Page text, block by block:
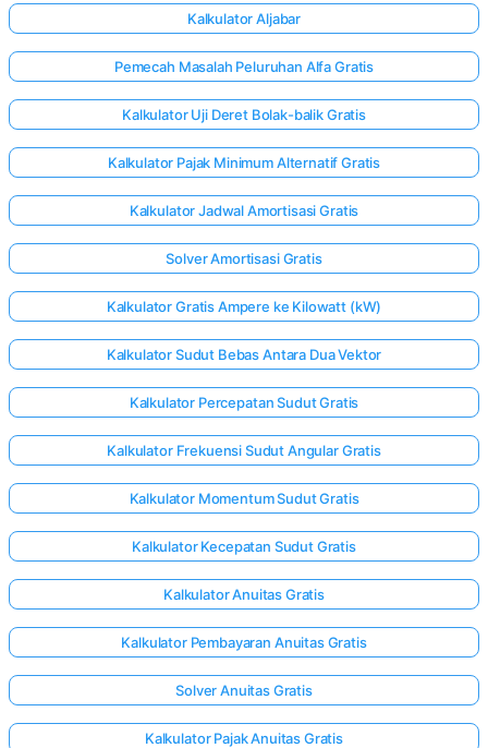
Kalkulator Aljabar
Pemecah Masalah Peluruhan Alfa Gratis
Kalkulator Uji Deret Bolak-balik Gratis
Kalkulator Pajak Minimum Alternatif Gratis
Kalkulator Jadwal Amortisasi Gratis
Solver Amortisasi Gratis
Kalkulator Gratis Ampere ke Kilowatt (kW)
Kalkulator Sudut Bebas Antara Dua Vektor
Kalkulator Percepatan Sudut Gratis
Kalkulator Frekuensi Sudut Angular Gratis
Kalkulator Momentum Sudut Gratis
Kalkulator Kecepatan Sudut Gratis
Kalkulator Anuitas Gratis
Kalkulator Pembayaran Anuitas Gratis
Solver Anuitas Gratis
Kalkulator Pajak Anuitas Gratis